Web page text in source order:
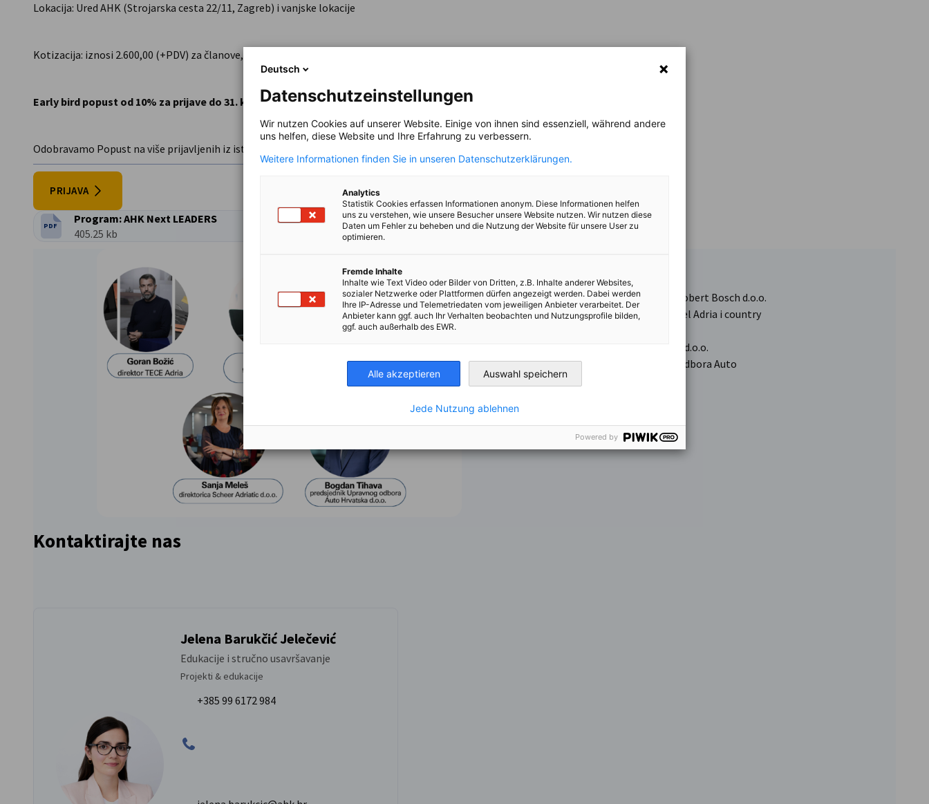
Lokacija: Ured AHK (Strojarska cesta 22/11, Zagreb) i vanjske lokacije
Kotizacija: iznosi 2.600,00 (+PDV) za članove, 2.800,00 (+PDV) za ne-članove.
Early bird popust od 10% za prijave do 31. kolovoza.
Odobravamo Popust na više prijavljenih iz iste tvrtke.
PRIJAVA
VRSTA DATOTEKE:
PDF
Program: AHK Next LEADERS
Veličina datoteke:
405.25 kb
Goran Božić, direktor TECE Adria
Mirsada Kudrić, generalna direktorica Robert Bosch d.o.o.
Marko Mintas, predsjednik uprave Henkel Adria i country
Sanja Meleš, direktorica Scheer Adriatic d.o.o.
Bogdan Tihava, predsjednik Upravnog odbora Auto
Hrvatska d.o.o.
Kontaktirajte nas
Jelena Barukčić Jelečević
Edukacije i stručno usavršavanje
Projekti & edukacije
+385 99 6172 984
Deutsch
Datenschutzeinstellungen
Wir nutzen Cookies auf unserer Website. Einige von ihnen sind essenziell, während andere
uns helfen, diese Website und Ihre Erfahrung zu verbessern.
Weitere Informationen finden Sie in unseren Datenschutzerklärungen.
Analytics
Statistik Cookies erfassen Informationen anonym. Diese Informationen helfen
uns zu verstehen, wie unsere Besucher unsere Website nutzen. Wir nutzen diese
Daten um Fehler zu beheben und die Nutzung der Website für unsere User zu
optimieren.
Fremde Inhalte
Inhalte wie Text Video oder Bilder von Dritten, z.B. Inhalte anderer Websites,
sozialer Netzwerke oder Plattformen dürfen angezeigt werden. Dabei werden
Ihre IP-Adresse und Telemetriedaten vom jeweiligen Anbieter verarbeitet. Der
Anbieter kann ggf. auch Ihr Verhalten beobachten und Nutzungsprofile bilden,
ggf. auch außerhalb des EWR.
Alle akzeptieren Auswahl speichern
Jede Nutzung ablehnen
Powered by